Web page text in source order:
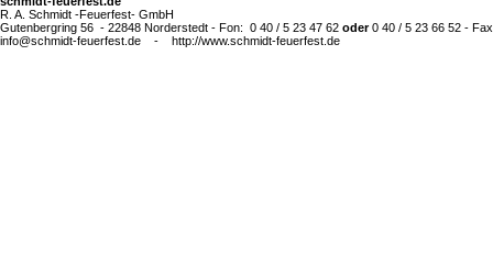
R. A. Schmidt -Feuerfest- GmbH
Gutenbergring 56 - 22848 Norderstedt - Fon: 0 40 / 5 23 47 62 oder0 40 / 5 23 66 52 -
info@schmidt-feuerfest.de - http://www.schmidt-feuerfest.de